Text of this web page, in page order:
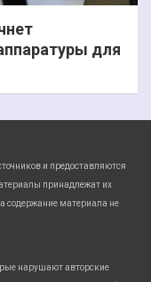
для
и предоставляются
принадлежат их
содержание материала не
нарушают авторские